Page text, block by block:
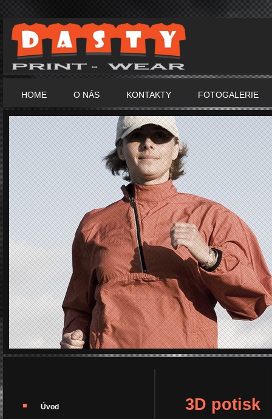
HOME O NÁS KONTAKTY FOTOGALERIE
Úvod
3D potisk